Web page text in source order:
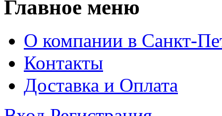
Главное меню
О компании в Санкт-
Контакты
Доставка и Оплата